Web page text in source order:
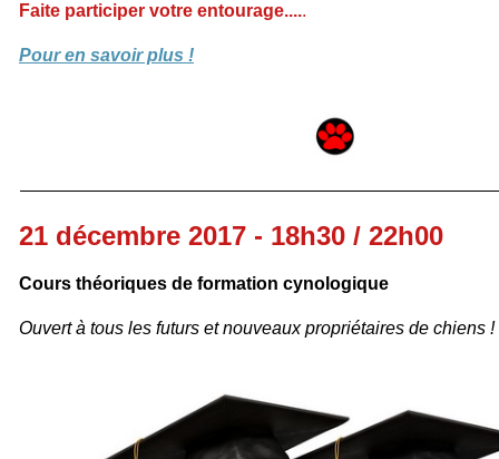
Faite participer votre entourage.....
Pour en savoir plus !
21 décembre 2017 - 18h30 / 22h00
Cours théoriques de formation cynologique
Ouvert à tous les futurs et nouveaux propriétaires de chiens !